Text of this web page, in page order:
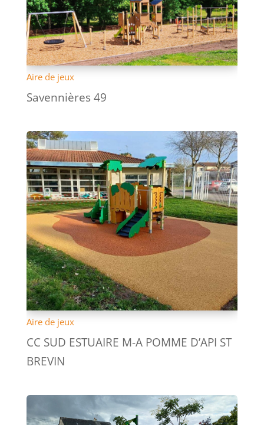
Aire de jeux
Savennières 49
Aire de jeux
CC SUD ESTUAIRE M-A POMME D’API ST
BREVIN